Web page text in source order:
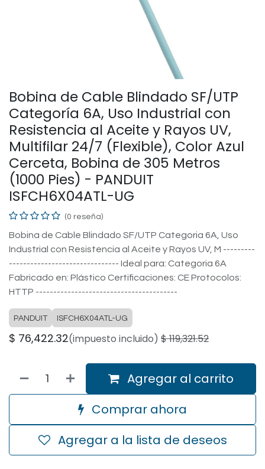
Bobina de Cable Blindado SF/UTP
Categoría 6A, Uso Industrial con
Resistencia al Aceite y Rayos UV,
Multifilar 24/7 (Flexible), Color Azul
Cerceta, Bobina de 305 Metros
(1000 Pies) - PANDUIT
ISFCH6X04ATL-UG
(0 reseña)
Bobina de Cable Blindado SF/UTP Categoria 6A, Uso
Industrial con Resistencia al Aceite y Rayos UV, M ---------
------------------------------- Ideal para: Categoria 6A
Fabricado en: Plástico Certificaciones: CE Protocolos:
HTTP ----------------------------------------
PANDUIT ISFCH6X04ATL-UG
$ 76,422.32(impuesto incluido) $119,321.52
Agregar al carrito
Comprar ahora
Agregar a la lista de deseos